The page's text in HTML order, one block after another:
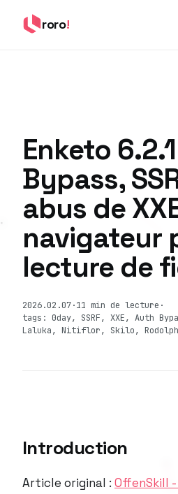
roro!
Enketo
Bypass,
abus de
navigateur
lecture de
2026.02.07·11 min de lecture ·
tags: 0day, SSRF, XXE, Auth
Laluka, Nitiflor, Skilo,
Introduction
Article original : OffenSkill